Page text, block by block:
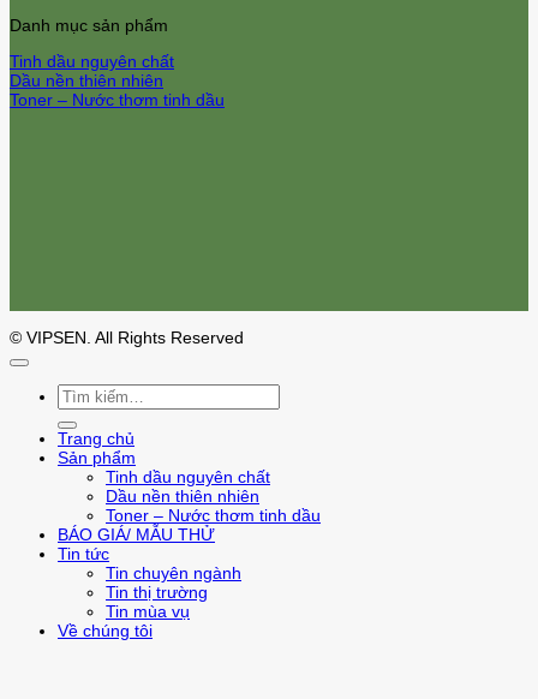
Danh mục sản phẩm
Tinh dầu nguyên chất
Dầu nền thiên nhiên
Toner – Nước thơm tinh dầu
© VIPSEN. All Rights Reserved
Tìm
kiếm:
Trang chủ
Sản phẩm
Tinh dầu nguyên chất
Dầu nền thiên nhiên
Toner – Nước thơm tinh dầu
BÁO GIÁ/ MẪU THỬ
Tin tức
Tin chuyên ngành
Tin thị trường
Tin mùa vụ
Về chúng tôi